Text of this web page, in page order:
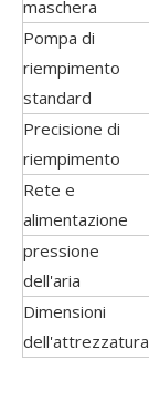
maschera
Pompa di
riempimento
standard
Precisione di
riempimento
Rete e
alimentazione
pressione
dell'aria
Dimensioni
dell'attrezzatura